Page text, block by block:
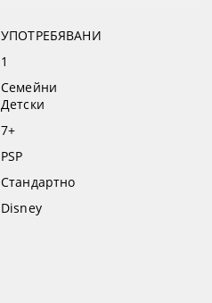
УПОТРЕБЯВАНИ
1
Семейни
Детски
7+
PSP
Стандартно
Disney